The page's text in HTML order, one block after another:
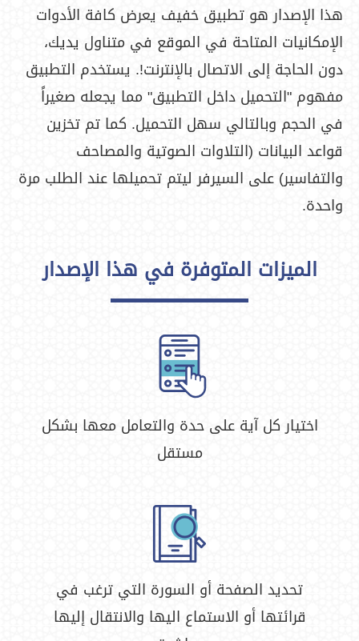
هذا الإصدار هو تطبيق خفيف يعرض كافة الأدوات
الإمكانيات المتاحة في الموقع في متناول يديك،
دون الحاجة إلى الاتصال بالإنترنت!. يستخدم التطبيق
مفهوم "التحميل داخل التطبيق" مما يجعله صغيراً
في الحجم وبالتالي سهل التحميل. كما تم تخزين
قواعد البيانات (التلاوات الصوتية والمصاحف
والتفاسير) على السيرفر ليتم تحميلها عند الطلب مرة
واحدة.
الميزات المتوفرة في هذا الإصدار
اختيار كل آية على حدة والتعامل معها بشكل
مستقل
تحديد الصفحة أو السورة التي ترغب في
قرائتها أو الاستماع اليها والانتقال إليها